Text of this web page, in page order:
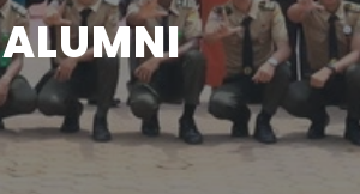
ALUMNI